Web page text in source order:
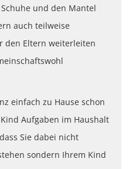
und den Mantel
auch teilweise
den Eltern weiterleiten
einfach zu Hause schon
Aufgaben im Haushalt
Sie dabei nicht
sondern Ihrem Kind